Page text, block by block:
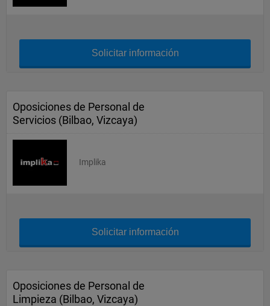
Solicitar información
Oposiciones de Personal de
Servicios (Bilbao, Vizcaya)
Implika
Solicitar información
Oposiciones de Personal de
Limpieza (Bilbao, Vizcaya)